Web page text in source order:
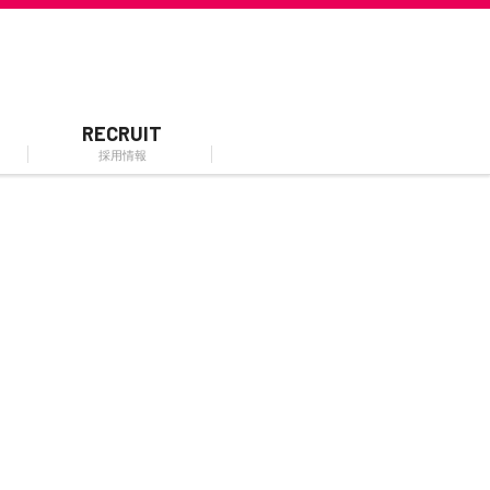
RECRUIT
採用情報